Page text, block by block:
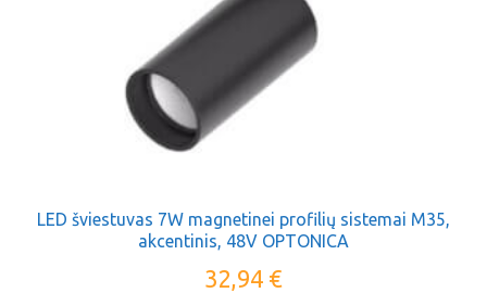
LED šviestuvas 7W magnetinei profilių sistemai M35,
akcentinis, 48V OPTONICA
32,94 €